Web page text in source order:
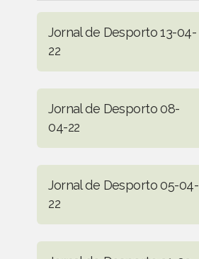
Jornal de Desporto 13-04-
22
Jornal de Desporto 08-
04-22
Jornal de Desporto 05-04-
22